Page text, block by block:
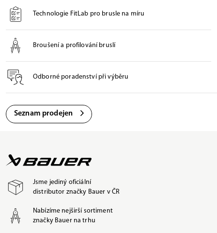
Technologie FitLab pro brusle na míru
Broušení a profilování bruslí
Odborné poradenství při výběru
Seznam prodejen
Jsme jediný oficiální
distributor značky Bauer v ČR
Nabízíme nejširší sortiment
značky Bauer na trhu